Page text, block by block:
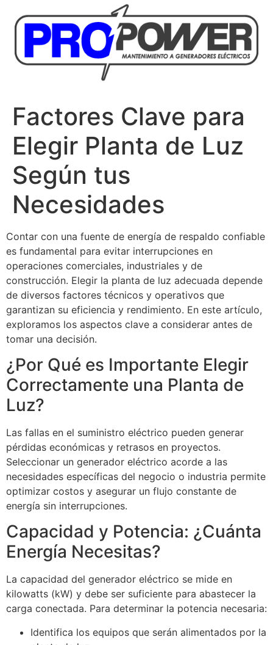
Factores Clave para
Elegir Planta de Luz
Según tus
Necesidades
Contar con una fuente de energía de respaldo confiable
es fundamental para evitar interrupciones en
operaciones comerciales, industriales y de
construcción. Elegir la planta de luz adecuada depende
de diversos factores técnicos y operativos que
garantizan su eficiencia y rendimiento. En este artículo,
exploramos los aspectos clave a considerar antes de
tomar una decisión.
¿Por Qué es Importante Elegir
Correctamente una Planta de
Luz?
Las fallas en el suministro eléctrico pueden generar
pérdidas económicas y retrasos en proyectos.
Seleccionar un generador eléctrico acorde a las
necesidades específicas del negocio o industria permite
optimizar costos y asegurar un flujo constante de
energía sin interrupciones.
Capacidad y Potencia: ¿Cuánta
Energía Necesitas?
La capacidad del generador eléctrico se mide en
kilowatts (kW) y debe ser suficiente para abastecer la
carga conectada. Para determinar la potencia necesaria:
Identifica los equipos que serán alimentados por la